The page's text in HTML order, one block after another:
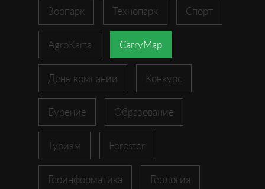
Зоопарк Технопарк Спорт
AgroKarta CarryMap
День компании Конкурс
Бурение Образование
Туризм Forester
Геоинформатика Геология